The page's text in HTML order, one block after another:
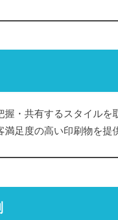
・共有するスタイルを
足度の高い印刷物を提